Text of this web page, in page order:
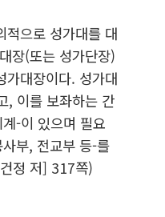
적으로 성가대를 대
장(또는 성가단장)
가대장이다. 성가대
, 이를 보좌하는 간
-이 있으며 필요
부, 전교부 등-를
정 저] 317쪽)